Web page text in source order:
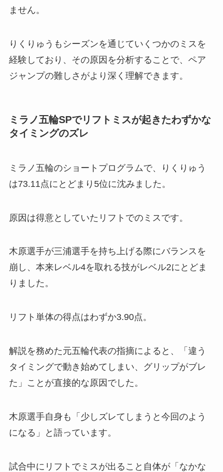
ません。
りくりゅうもシーズンを通じていくつかのミスを
経験しており、その原因を分析することで、ペア
ジャンプの難しさがより深く理解できます。
ミラノ五輪SPでリフトミスが起きたわずかな
タイミングのズレ
ミラノ五輪のショートプログラムで、りくりゅう
は73.11点にとどまり5位に沈みました。
原因は得意としていたリフトでのミスです。
木原選手が三浦選手を持ち上げる際にバランスを
崩し、本来レベル4を取れる技がレベル2にとどま
りました。
リフト単体の得点はわずか3.90点。
解説を務めた元五輪代表の指摘によると、「違う
タイミングで動き始めてしまい、グリップがブレ
た」ことが直接的な原因でした。
木原選手自身も「少しズレてしまうと今回のよう
になる」と語っています。
試合中にリフトでミスが出ること自体が「なかな